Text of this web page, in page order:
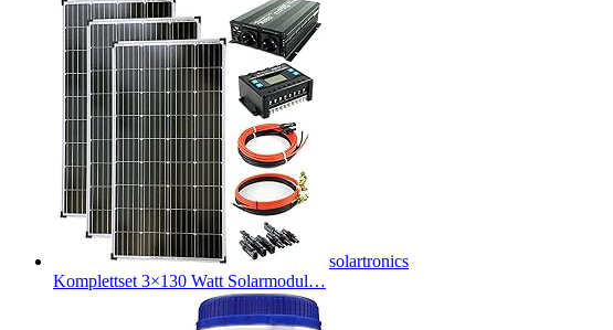
solartronics
Komplettset 3×130 Watt Solarmodul…